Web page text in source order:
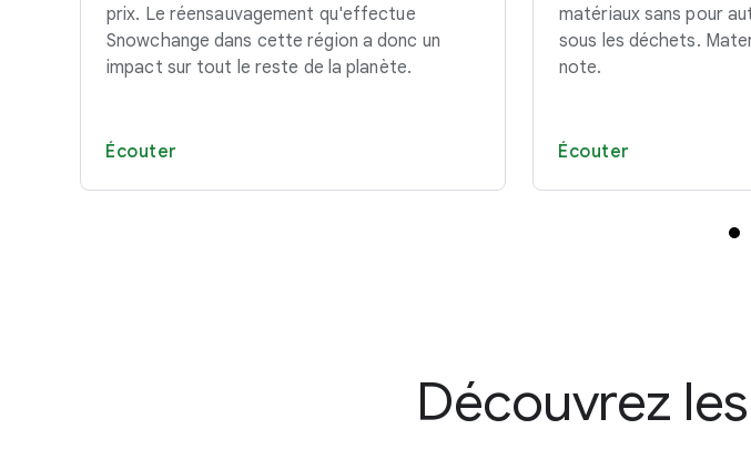
prix. Le réensauvagement qu'effectue
Snowchange dans cette région a donc un
impact sur tout le reste de la planète.
Écouter
matériaux sans pour
sous les déchets.
note.
Écouter
Découvrez